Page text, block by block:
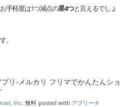
手軽度は1つ減点の星4つと言えるでしょ
。
リ-メルカリ フリマでかんたんショ
Inc. 無料 posted with アプリーチ